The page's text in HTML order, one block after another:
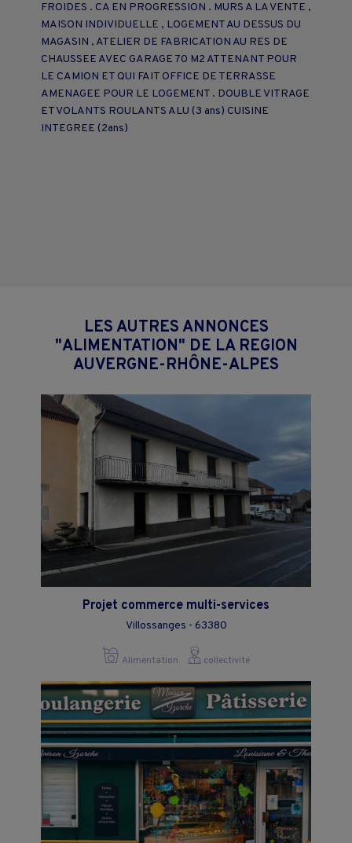
FROIDES . CA EN PROGRESSION . MURS A LA VENTE ,
MAISON INDIVIDUELLE , LOGEMENT AU DESSUS DU
MAGASIN , ATELIER DE FABRICATION AU RES DE
CHAUSSEE AVEC GARAGE 70 M2 ATTENANT POUR
LE CAMION ET QUI FAIT OFFICE DE TERRASSE
AMENAGEE POUR LE LOGEMENT . DOUBLE VITRAGE
ET VOLANTS ROULANTS ALU (3 ans) CUISINE
INTEGREE (2ans)
LES AUTRES ANNONCES
"ALIMENTATION" DE LA REGION
AUVERGNE-RHÔNE-ALPES
Projet commerce multi-services
Villossanges - 63380
Alimentation collectivite